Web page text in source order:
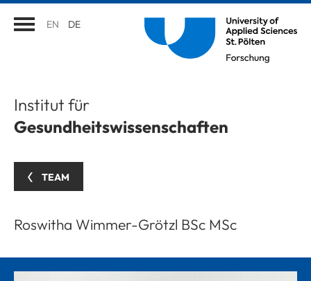
EN DE
Institut für
Gesundheitswissenschaften
TEAM
Roswitha Wimmer-Grötzl BSc MSc